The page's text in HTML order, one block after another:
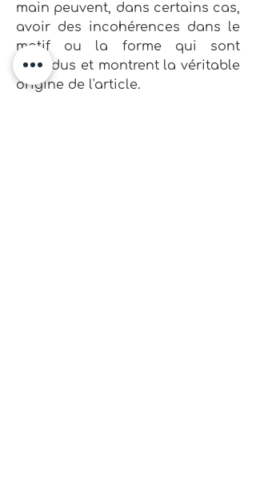
main peuvent, dans certains cas,
avoir des incohérences dans le
motif ou la forme qui sont
attendus et montrent la véritable
origine de l'article.